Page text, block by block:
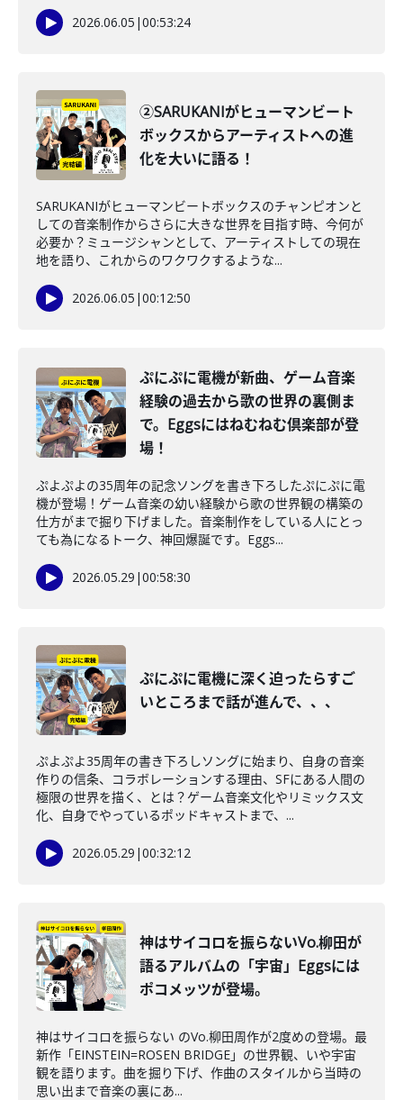
2026.06.05 |00:53:24
②SARUKANIがヒューマンビート
ボックスからアーティストへの進
化を大いに語る！
SARUKANIがヒューマンビートボックスのチャンピオンと
しての音楽制作からさらに大きな世界を目指す時、今何が
必要か？ミュージシャンとして、アーティストしての現在
地を語り、これからのワクワクするような...
2026.06.05 |00:12:50
ぷにぷに電機が新曲、ゲーム音楽
経験の過去から歌の世界の裏側ま
で。Eggsにはねむねむ倶楽部が登
場！
ぷよぷよの35周年の記念ソングを書き下ろしたぷにぷに電
機が登場！ゲーム音楽の幼い経験から歌の世界観の構築の
仕方がまで掘り下げました。音楽制作をしている人にとっ
ても為になるトーク、神回爆誕です。Eggs...
2026.05.29 |00:58:30
ぷにぷに電機に深く迫ったらすご
いところまで話が進んで、、、
ぷよぷよ35周年の書き下ろしソングに始まり、自身の音楽
作りの信条、コラボレーションする理由、SFにある人間の
極限の世界を描く、とは？ゲーム音楽文化やリミックス文
化、自身でやっているポッドキャストまで、...
2026.05.29 |00:32:12
神はサイコロを振らないVo.柳田が
語るアルバムの「宇宙」Eggsには
ポコメッツが登場。
神はサイコロを振らない のVo.柳田周作が2度めの登場。最
新作「EINSTEIN=ROSEN BRIDGE」の世界観、いや宇宙
観を語ります。曲を掘り下げ、作曲のスタイルから当時の
思い出まで音楽の裏にあ...